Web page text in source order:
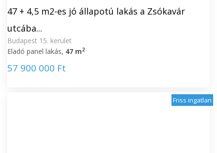
47 + 4,5 m2-es jó állapotú lakás a Zsókavár
utcába...
Budapest 15. kerület
Eladó panel lakás, 47 m2
57 900 000 Ft
Friss ingatlan